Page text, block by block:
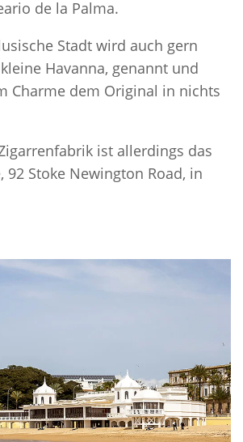
de la Palma.
Stadt wird auch gern
Havanna, genannt und
Charme dem Original in nichts
ist allerdings das
92 Stoke Newington Road, in